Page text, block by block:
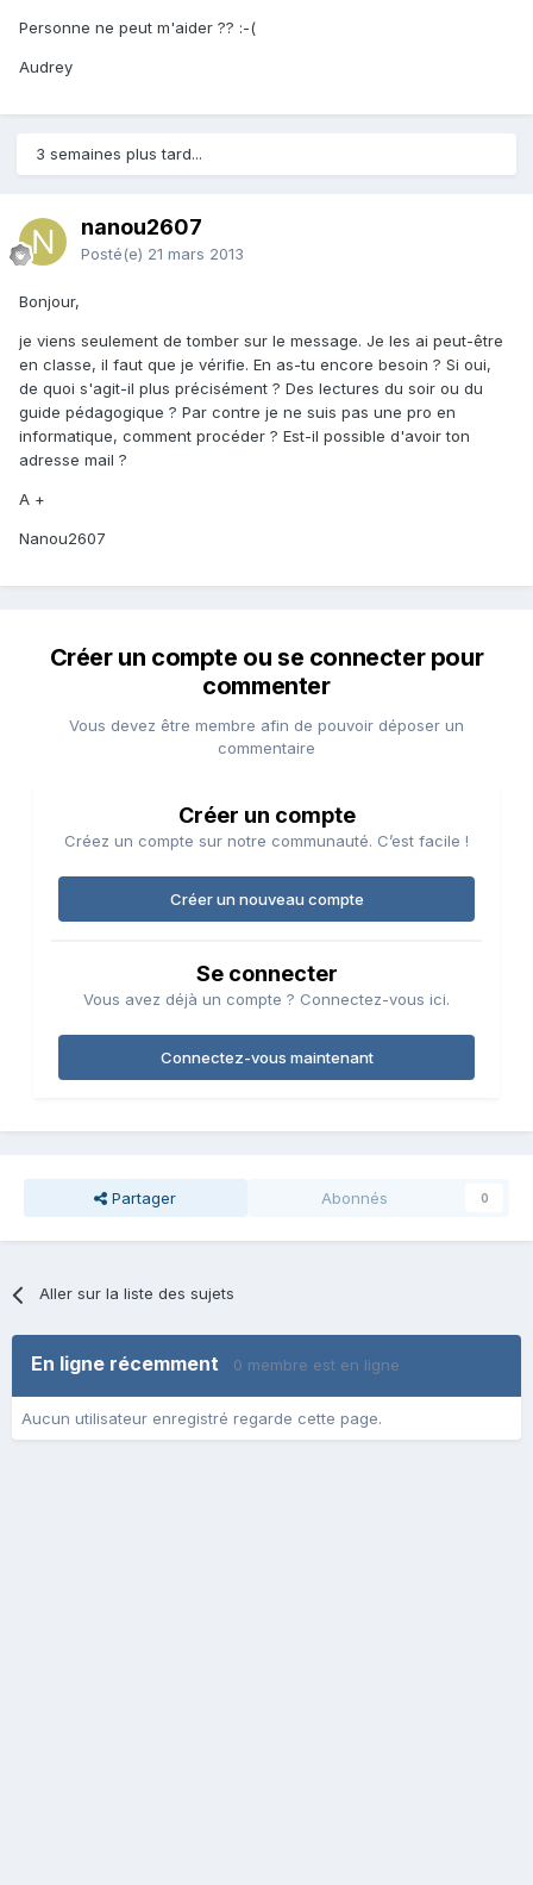
Personne ne peut m'aider ?? :-(
Audrey
3 semaines plus tard...
nanou2607
Posté(e) 21 mars 2013
Bonjour,
je viens seulement de tomber sur le message. Je les ai peut-être
en classe, il faut que je vérifie. En as-tu encore besoin ? Si oui,
de quoi s'agit-il plus précisément ? Des lectures du soir ou du
guide pédagogique ? Par contre je ne suis pas une pro en
informatique, comment procéder ? Est-il possible d'avoir ton
adresse mail ?
A +
Nanou2607
Créer un compte ou se connecter pour
commenter
Vous devez être membre afin de pouvoir déposer un
commentaire
Créer un compte
Créez un compte sur notre communauté. C’est facile !
Créer un nouveau compte
Se connecter
Vous avez déjà un compte ? Connectez-vous ici.
Connectez-vous maintenant
Partager Abonnés 0
Aller sur la liste des sujets
En ligne récemment 0 membre est en ligne
Aucun utilisateur enregistré regarde cette page.